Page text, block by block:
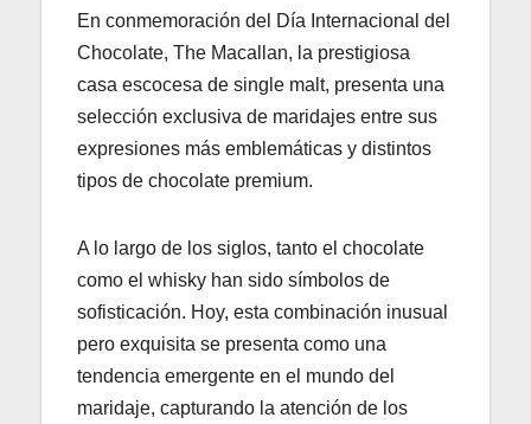
En conmemoración del Día Internacional del
Chocolate, The Macallan, la prestigiosa
casa escocesa de single malt, presenta una
selección exclusiva de maridajes entre sus
expresiones más emblemáticas y distintos
tipos de chocolate premium.
A lo largo de los siglos, tanto el chocolate
como el whisky han sido símbolos de
sofisticación. Hoy, esta combinación inusual
pero exquisita se presenta como una
tendencia emergente en el mundo del
maridaje, capturando la atención de los